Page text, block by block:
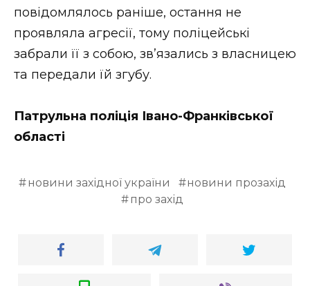
ФОТО
ВІДЕО
повідомлялось раніше, остання не
проявляла агресії, тому поліцейські
забрали її з собою, звʼязались з власницею
та передали їй згубу.
Патрульна поліція Івано-Франківської
області
новини західної україни
новини прозахід
про захід